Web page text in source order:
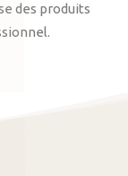
des produits